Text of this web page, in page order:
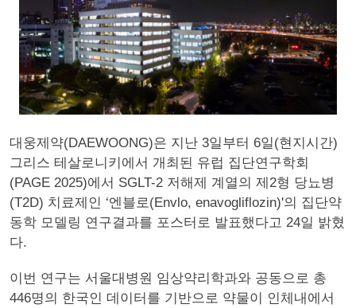
대웅제약(DAEWOONG)은 지난 3일부터 6일(현지시간)
그리스 테살로니키에서 개최된 유럽 집단연구학회
(PAGE 2025)에서 SGLT-2 저해제 계열의 제2형 당뇨병
(T2D) 치료제인 ‘엔블로(Envlo, enavogliflozin)'의 집단약
동학 모델링 연구결과를 포스터로 발표했다고 24일 밝혔
다.
이번 연구는 서울대병원 임상약리학과와 공동으로 총
446명의 한국인 데이터를 기반으로 약물이 인체내에서